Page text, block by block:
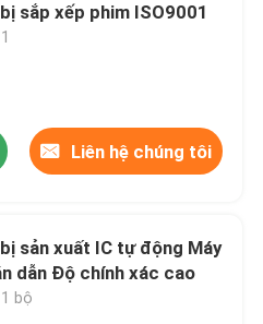
sắp xếp phim ISO9001
Liên hệ chúng tôi
sản xuất IC tự động Máy
dẫn Độ chính xác cao
bộ